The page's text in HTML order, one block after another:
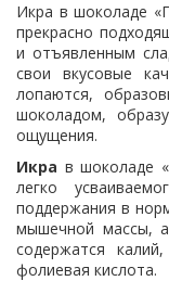
Икра в шоколаде
прекрасно
и отъявленным
свои вкусовые
лопаются,
шоколадом,
ощущения.
Икра в шоколаде
легко
поддержания в
мышечной массы,
содержатся
фолиевая кислота.